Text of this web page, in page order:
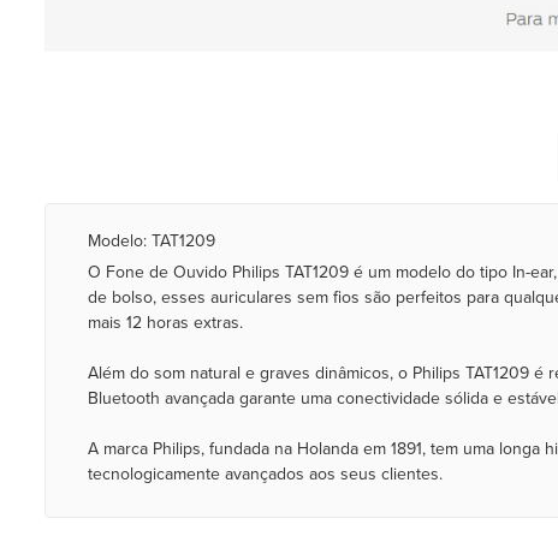
Modelo: TAT1209
O Fone de Ouvido Philips TAT1209 é um modelo do tipo In-
de bolso, esses auriculares sem fios são perfeitos para
mais 12 horas extras.
Além do som natural e graves dinâmicos, o Philips TAT1209
Bluetooth avançada garante uma conectividade sólida e
A marca Philips, fundada na Holanda em 1891, tem uma
tecnologicamente avançados aos seus clientes.